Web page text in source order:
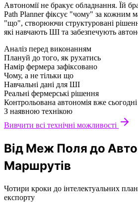
Автономії не бракує обладнання. Їй
Path Planner фіксує "чому" за кожним
"що", створюючи структуровані
які навчають ШІ та забезпечують
Аналіз перед виконанням
Плануй до того, як рухатись
Намір фермера зафіксовано
Чому, а не тільки що
Навчальні дані для ШІ
Реальні фермерські рішення
Контрольована автономія вже сьогодні
З наявною технікою
Вивчити всі технічні можливості
Від Меж Поля до
Маршрутів
Чотири кроки до інтелектуальних
експорту